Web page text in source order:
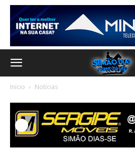
Início Notícias